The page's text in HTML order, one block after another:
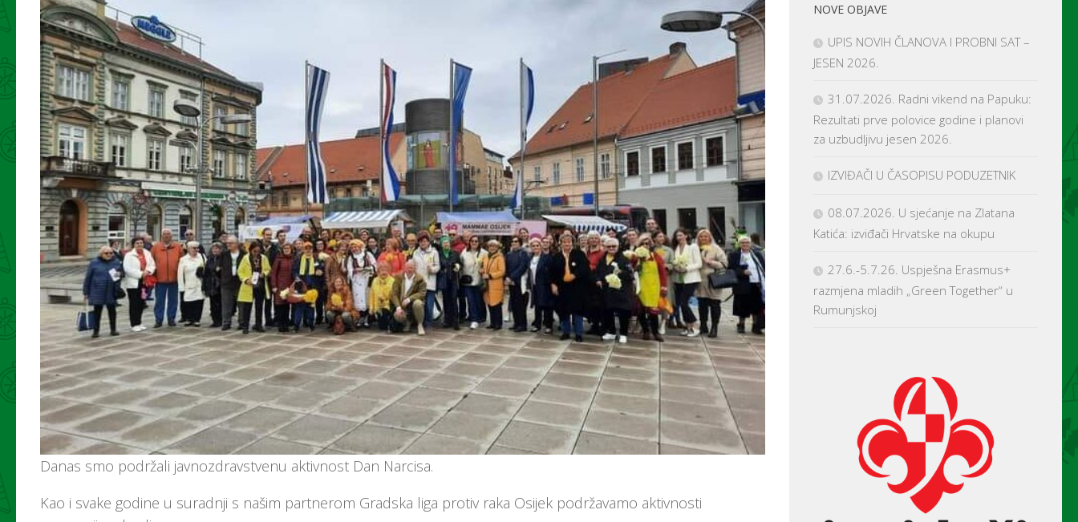
Danas smo podržali javnozdravstvenu aktivnost Dan Narcisa.
Kao i svake godine u suradnji s našim partnerom Gradska liga protiv raka Osijek podržavamo aktivnosti
NOVE OBJAVE
UPIS NOVIH ČLANOVA I PROBNI SAT –
JESEN 2026.
31.07.2026. Radni vikend na Papuku:
Rezultati prve polovice godine i planovi
za uzbudljivu jesen 2026.
IZVIĐAČI U ČASOPISU PODUZETNIK
08.07.2026. U sjećanje na Zlatana
Katića: izviđači Hrvatske na okupu
27.6.-5.7.26. Uspješna Erasmus+
razmjena mladih „Green Together“ u
Rumunjskoj